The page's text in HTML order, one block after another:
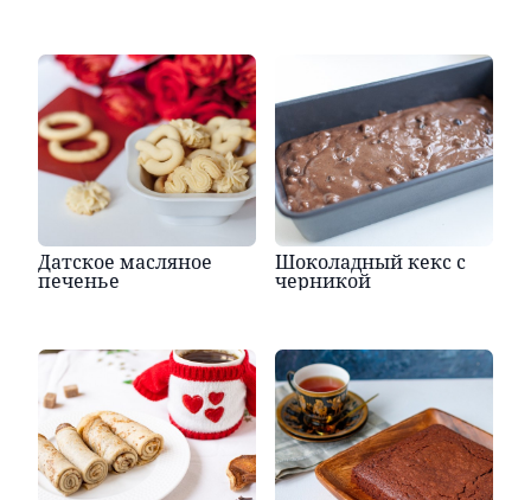
Датское масляное
печенье
Шоколадный кекс с
черникой